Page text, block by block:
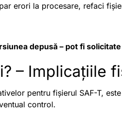
erori la procesare, refaci
depusă – pot fi
– Implicațiile
pentru fișierul SAF-T,
control.